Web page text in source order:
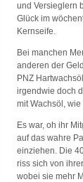
und Versieglern
Glück im
Kernseife.
Bei manchen
anderen der
PNZ
irgendwie doch
mit Wachsöl,
Es war, oh ihr
auf das wahre
einziehen. Die
riss sich von
wobei sie mehr